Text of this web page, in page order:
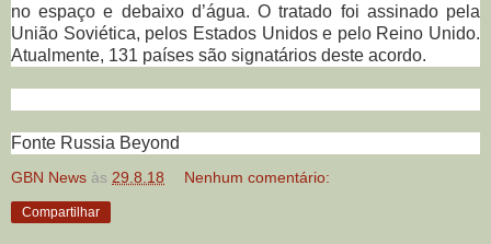
no espaço e debaixo d’água. O tratado foi assinado pela
União Soviética, pelos Estados Unidos e pelo Reino Unido.
Atualmente, 131 países são signatários deste acordo.
Fonte Russia Beyond
GBN News às 29.8.18 Nenhum comentário:
Compartilhar